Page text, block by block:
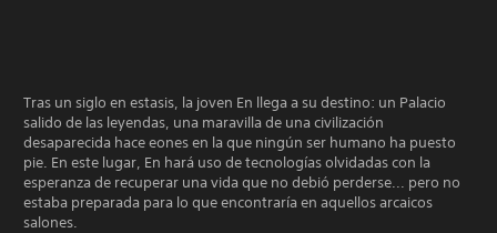
Tras un siglo en estasis, la joven En llega a su destino: un Palacio
salido de las leyendas, una maravilla de una civilización
desaparecida hace eones en la que ningún ser humano ha puesto
pie. En este lugar, En hará uso de tecnologías olvidadas con la
esperanza de recuperar una vida que no debió perderse... pero no
estaba preparada para lo que encontraría en aquellos arcaicos
salones.